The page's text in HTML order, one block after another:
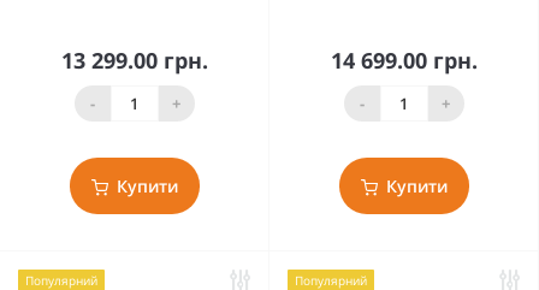
13 299.00 грн.
- +
Купити
14 699.00 грн.
- +
Купити
Популярний Популярний